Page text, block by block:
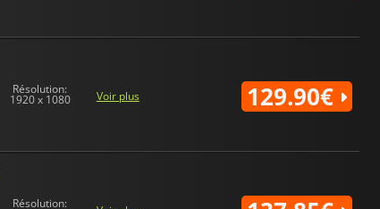
Résolution:
1920 x 1080 Voir plus 129.90€
Résolution: